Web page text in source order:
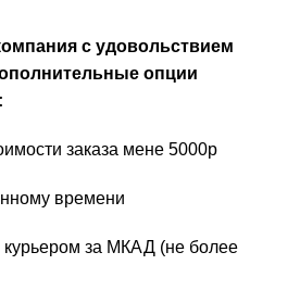
с удовольствием
опции
заказа мене 5000р
времени
за МКАД (не более